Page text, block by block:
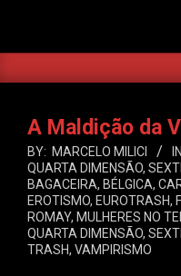
DO
INFERNO
Navigation
A Maldição da
BY: MARCELO MILICI
QUARTA DIMENSÃO,
BAGACEIRA, BÉLGICA,
EROTISMO, EUROTRASH,
ROMAY, MULHERES NO
QUARTA DIMENSÃO,
TRASH, VAMPIRISMO